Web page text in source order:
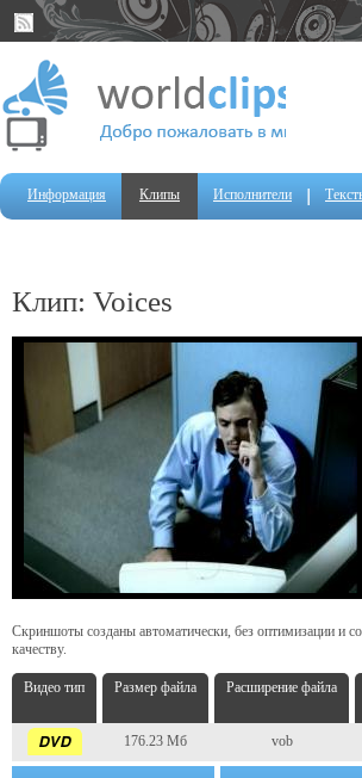
Информация Клипы Исполнители
Клип: Voices
Скриншоты созданы автоматически, без оптимизации и
качеству.
Видео тип Размер файла Расширение файла
176.23 Мб vob